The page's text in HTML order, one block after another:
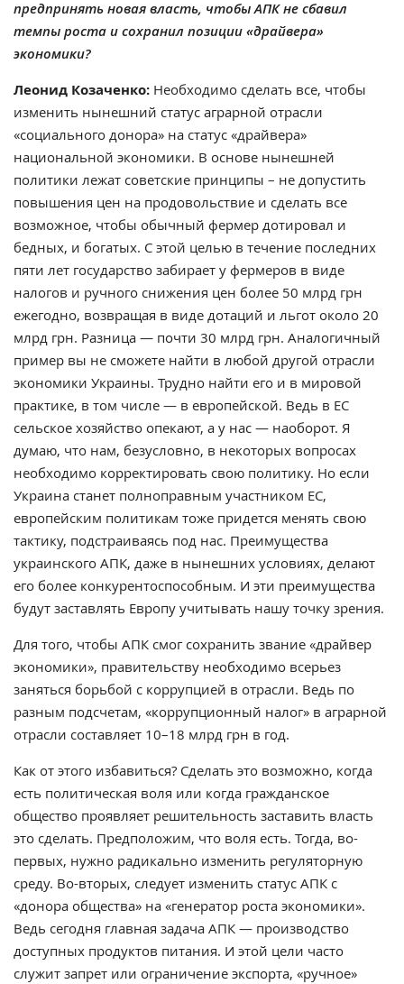
предпринять новая власть, чтобы АПК не сбавил
темпы роста и сохранил позиции «драйвера»
экономики?
Леонид Козаченко: Необходимо сделать все, чтобы
изменить нынешний статус аграрной отрасли
«социального донора» на статус «драйвера»
национальной экономики. В основе нынешней
политики лежат советские принципы – не допустить
повышения цен на продовольствие и сделать все
возможное, чтобы обычный фермер дотировал и
бедных, и богатых. С этой целью в течение последних
пяти лет государство забирает у фермеров в виде
налогов и ручного снижения цен более 50 млрд грн
ежегодно, возвращая в виде дотаций и льгот около 20
млрд грн. Разница — почти 30 млрд грн. Аналогичный
пример вы не сможете найти в любой другой отрасли
экономики Украины. Трудно найти его и в мировой
практике, в том числе — в европейской. Ведь в ЕС
сельское хозяйство опекают, а у нас — наоборот. Я
думаю, что нам, безусловно, в некоторых вопросах
необходимо корректировать свою политику. Но если
Украина станет полноправным участником ЕС,
европейским политикам тоже придется менять свою
тактику, подстраиваясь под нас. Преимущества
украинского АПК, даже в нынешних условиях, делают
его более конкурентоспособным. И эти преимущества
будут заставлять Европу учитывать нашу точку зрения.
Для того, чтобы АПК смог сохранить звание «драйвер
экономики», правительству необходимо всерьез
заняться борьбой с коррупцией в отрасли. Ведь по
разным подсчетам, «коррупционный налог» в аграрной
отрасли составляет 10–18 млрд грн в год.
Как от этого избавиться? Сделать это возможно, когда
есть политическая воля или когда гражданское
общество проявляет решительность заставить власть
это сделать. Предположим, что воля есть. Тогда, во-
первых, нужно радикально изменить регуляторную
среду. Во-вторых, следует изменить статус АПК с
«донора общества» на «генератор роста экономики».
Ведь сегодня главная задача АПК — производство
доступных продуктов питания. И этой цели часто
служит запрет или ограничение экспорта, «ручное»